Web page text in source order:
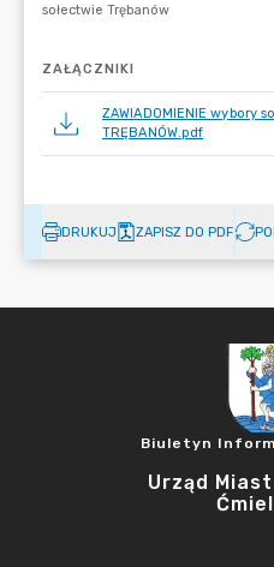
ZAŁĄCZNIKI
ZAWIADOMIENIE wybory
TRĘBANÓW.pdf
DRUKUJ ZAPISZ DO PDF
Biuletyn
Urząd